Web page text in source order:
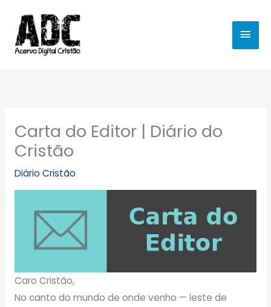
para
conteúdo
Carta do Editor | Diário do
Cristão
Diário Cristão
Caro Cristão,
No canto do mundo de onde venho — leste de